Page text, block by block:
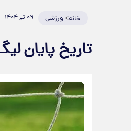
خانه> ورزشی ۰۹ تیر ۱۴۰۴
تاریخ